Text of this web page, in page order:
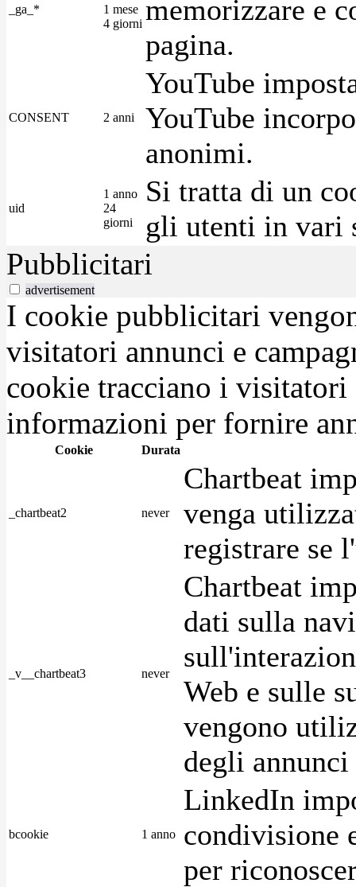
_ga_*
1 mese
4 giorni memorizzare e
pagina.
CONSENT 2 anni
YouTube
YouTube
anonimi.
uid
1 anno
24
giorni
Si tratta di un
gli utenti in vari
Pubblicitari
advertisement
I cookie pubblicitari
visitatori annunci e
cookie tracciano i visitatori
informazioni per fornire
Cookie Durata
_chartbeat2 never
Chartbeat
venga
registrare se
_v__chartbeat3 never
Chartbeat
dati sulla
Web e sulle
vengono
degli
bcookie 1 anno
LinkedIn
condivisione
per